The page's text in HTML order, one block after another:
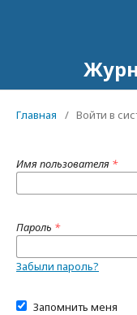
Главная / Войти в
Имя пользователя *
Пароль *
Забыли пароль?
Запомнить меня